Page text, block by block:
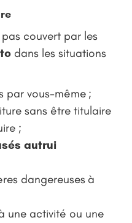
couvert par les
dans les situations
par vous-même ;
sans être titulaire
;
autrui
dangereuses à
une activité ou une